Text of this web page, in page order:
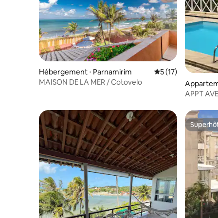
Hébergement ⋅ Parnamirim Évaluation
5 (17)
MAISON DE LA MER / Cotovelo
APPT